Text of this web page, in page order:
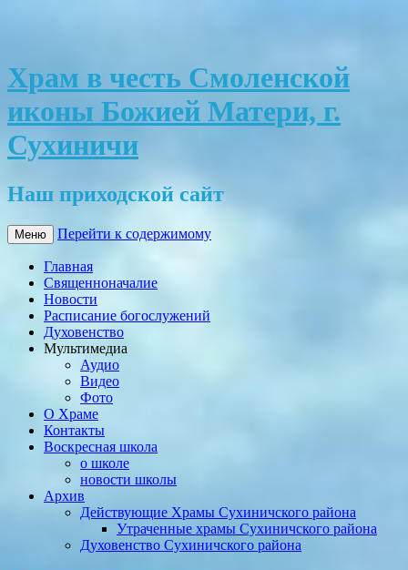
Храм в честь Смоленской
иконы Божией Матери, г.
Сухиничи
Наш приходской сайт
Меню Перейти к содержимому
Главная
Священноначалие
Новости
Расписание богослужений
Духовенство
Мультимедиа
Аудио
Видео
Фото
О Храме
Контакты
Воскресная школа
о школе
новости школы
Архив
Действующие Храмы Сухиничского района
Утраченные храмы Сухиничского района
Духовенство Сухиничского района